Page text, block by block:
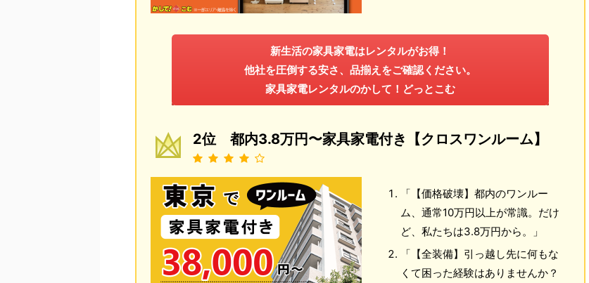
新生活の家具家電はレンタルがお得！
他社を圧倒する安さ、品揃えをご確認ください。
家具家電レンタルのかして！どっとこむ
2位 都内3.8万円〜家具家電付き【クロスワンルーム】
「【価格破壊】都内のワンルー
ム、通常10万円以上が常識。だけ
ど、私たちは3.8万円から。」
「【全装備】引っ越し先に何もな
くて困った経験はありませんか？